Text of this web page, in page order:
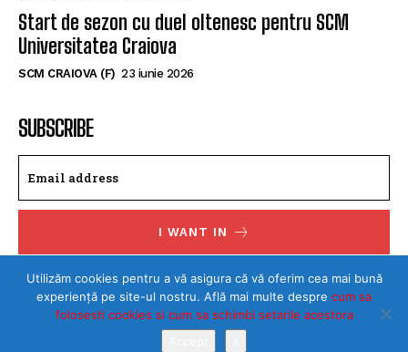
Start de sezon cu duel oltenesc pentru SCM
Universitatea Craiova
SCM CRAIOVA (F) 23 iunie 2026
SUBSCRIBE
I WANT IN
I've read and accept thePrivacy Policy.
Utilizăm cookies pentru a vă asigura că vă oferim cea mai bună
experiență pe site-ul nostru. Află mai multe despre cum sa
folosesti cookies si cum sa schimbi setarile acestora